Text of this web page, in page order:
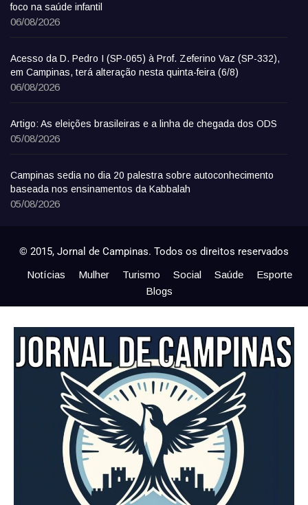
foco na saúde infantil
06/08/2026
Acesso da D. Pedro I (SP-065) à Prof. Zeferino Vaz (SP-332),
em Campinas, terá alteração nesta quinta-feira (6/8)
06/08/2026
Artigo: As eleições brasileiras e a linha de chegada dos ODS
05/08/2026
Campinas sedia no dia 20 palestra sobre autoconhecimento
baseada nos ensinamentos da Kabbalah
05/08/2026
© 2015, Jornal de Campinas. Todos os direitos reservados
Notícias Mulher Turismo Social Saúde
Esporte
Blogs